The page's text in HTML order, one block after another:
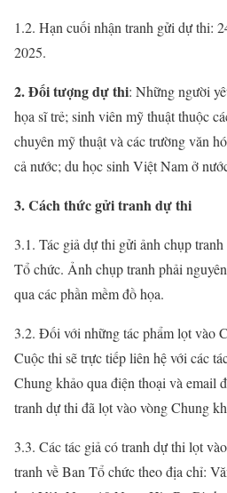
1.2. Hạn cuối nhận tranh gửi dự thi:
2025.
2.Đối tượng dự thi: Những người
họa sĩ trẻ; sinh viên mỹ thuật thuộc
chuyên mỹ thuật và các trường văn
cả nước; du học sinh Việt Nam ở
3. Cách thức gửi tranh dự thi
3.1. Tác giả dự thi gửi ảnh chụp
Tổ chức. Ảnh chụp tranh phải
qua các phần mềm đồ họa.
3.2. Đối với những tác phẩm lọt vào
Cuộc thi sẽ trực tiếp liên hệ với các
Chung khảo qua điện thoại và email
tranh dự thi đã lọt vào vòng Chung
3.3. Các tác giả có tranh dự thi lọt
tranh về Ban Tổ chức theo địa chỉ: